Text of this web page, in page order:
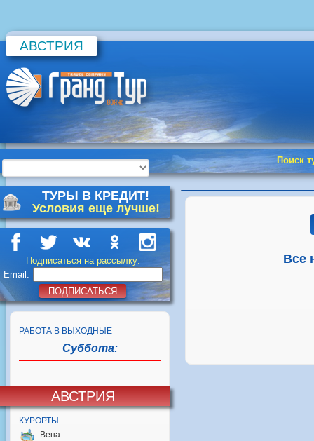
АВСТРИЯ
Поиск
ТУРЫ В КРЕДИТ!
Условия еще лучше!
Подписаться на рассылку:
Email:
ПОДПИСАТЬСЯ
РАБОТА В ВЫХОДНЫЕ
Суббота:
АВСТРИЯ
КУРОРТЫ
Вена
Все